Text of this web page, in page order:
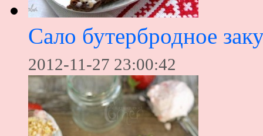
Сало бутербродное
2012-11-27 23:00:42